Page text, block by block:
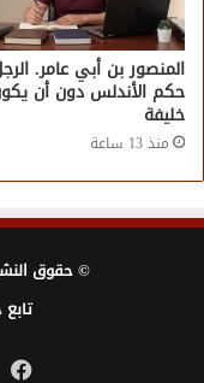
المنصور بن أبي عامر.
حكم الأندلس دون أن
خليفة
منذ 13 ساعة
© حقوق النشر 2013 ، الحقوق